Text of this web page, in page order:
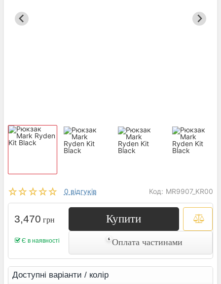
0 відгуків Код: MR9907_KR00
3,470 грн
Є в наявності
Купити
Оплата частинами
Доступні варіанти / колір